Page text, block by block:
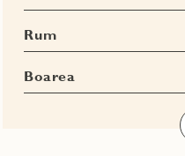
Rum
Boarea